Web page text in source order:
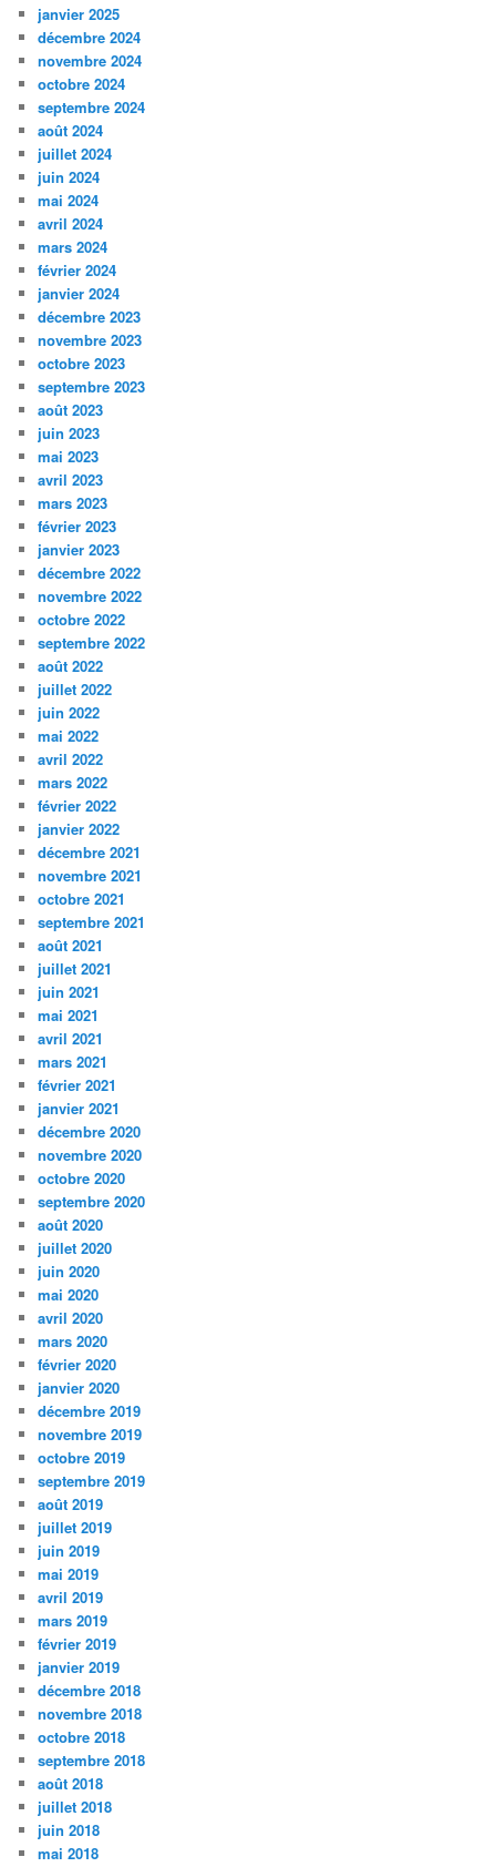
janvier 2025
décembre 2024
novembre 2024
octobre 2024
septembre 2024
août 2024
juillet 2024
juin 2024
mai 2024
avril 2024
mars 2024
février 2024
janvier 2024
décembre 2023
novembre 2023
octobre 2023
septembre 2023
août 2023
juin 2023
mai 2023
avril 2023
mars 2023
février 2023
janvier 2023
décembre 2022
novembre 2022
octobre 2022
septembre 2022
août 2022
juillet 2022
juin 2022
mai 2022
avril 2022
mars 2022
février 2022
janvier 2022
décembre 2021
novembre 2021
octobre 2021
septembre 2021
août 2021
juillet 2021
juin 2021
mai 2021
avril 2021
mars 2021
février 2021
janvier 2021
décembre 2020
novembre 2020
octobre 2020
septembre 2020
août 2020
juillet 2020
juin 2020
mai 2020
avril 2020
mars 2020
février 2020
janvier 2020
décembre 2019
novembre 2019
octobre 2019
septembre 2019
août 2019
juillet 2019
juin 2019
mai 2019
avril 2019
mars 2019
février 2019
janvier 2019
décembre 2018
novembre 2018
octobre 2018
septembre 2018
août 2018
juillet 2018
juin 2018
mai 2018